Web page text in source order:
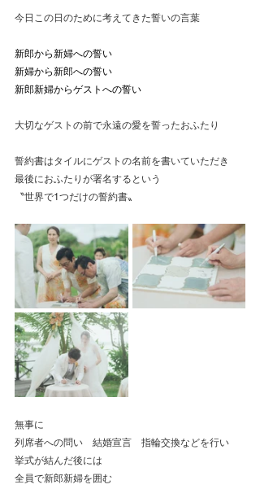
今日この日のために考えてきた誓いの言葉
新郎から新婦への誓い
新婦から新郎への誓い
新郎新婦からゲストへの誓い
大切なゲストの前で永遠の愛を誓ったおふたり
誓約書はタイルにゲストの名前を書いていただき
最後におふたりが署名するという
〝世界で1つだけの誓約書〟
無事に
列席者への問い　結婚宣言　指輪交換などを行い
挙式が結んだ後には
全員で新郎新婦を囲む